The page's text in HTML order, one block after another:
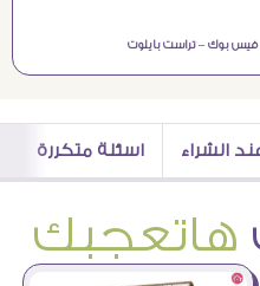
فيس بوك –تراست بايلوت
الشراء اسئلة متكررة
هاتعجبك